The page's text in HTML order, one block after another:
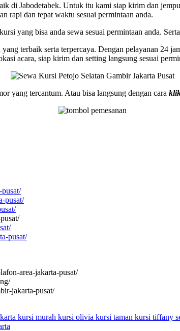
di Jabodetabek. Untuk itu kami siap kirim dan
rapi dan tepat waktu sesuai permintaan anda.
yang bisa anda sewa sesuai permintaan anda.
terbaik serta terpercaya. Dengan pelayanan 24
acara, siap kirim dan setting langsung sesuai
yang tercantum. Atau bisa langsung dengan cara
pusat/
pusat/
area-jakarta-pusat/
jakarta-pusat/
kursi murah kursi olivia kursi taman kursi tiffany